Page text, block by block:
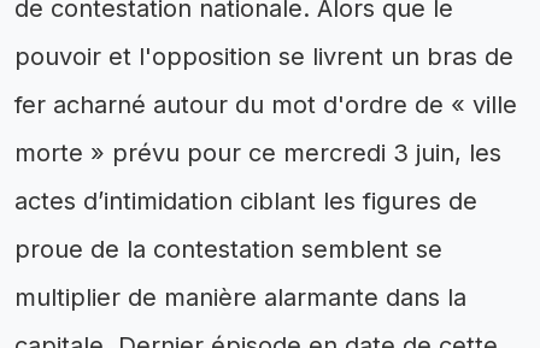
de contestation nationale. Alors que le
pouvoir et l'opposition se livrent un bras de
fer acharné autour du mot d'ordre de « ville
morte » prévu pour ce mercredi 3 juin, les
actes d’intimidation ciblant les figures de
proue de la contestation semblent se
multiplier de manière alarmante dans la